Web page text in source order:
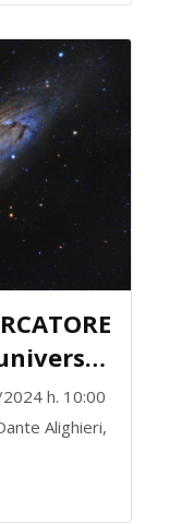
h. 10:00
Alighieri,